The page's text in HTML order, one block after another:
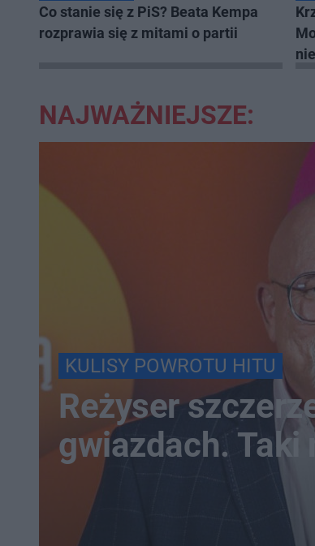
Co stanie się z PiS? Beata Kempa
rozprawia się z mitami o partii
NAJWAŻNIEJSZE:
KULISY POWROTU HITU
Reżyser
gwiazdach. Taki